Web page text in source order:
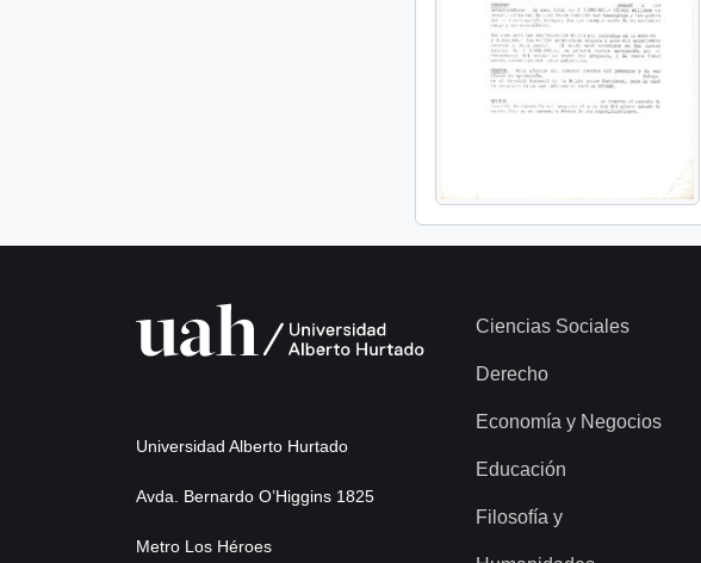
Universidad Alberto Hurtado
Avda. Bernardo O’Higgins 1825
Metro Los Héroes
Ciencias Sociales
Derecho
Economía y Negocios
Educación
Filosofía y